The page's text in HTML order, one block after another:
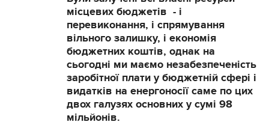
місцевих бюджетів - і
перевиконання, і спрямування
вільного залишку, і економія
бюджетних коштів, однак на
сьогодні ми маємо незабезпеченість
заробітної плати у бюджетній сфері і
видатків на енергоносії саме по цих
двох галузях основних у сумі 98
мільйонів.